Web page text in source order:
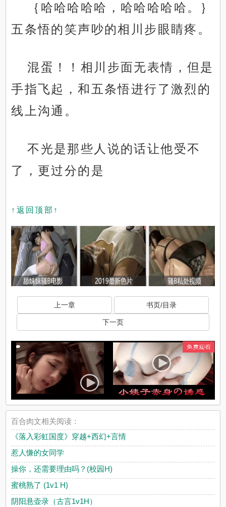
｛哈哈哈哈哈，哈哈哈哈哈。｝
五条悟的笑声吵的相川步眼睛疼。
混蛋！！相川步面无表情，但是
手指飞起，和五条悟进行了激烈的
线上沟通。
不光是那些人说的话让他受不
了，更过分的是
↑返回顶部↑
上一章 书页/目录
下一页
百合肉文相关阅读：
《落入彩虹国度》穿越+西幻+言情
惹人慊的女同学
操你，还需要理由吗？(校园H)
蜜桃熟了 (1v1 H)
阴阳悬壶录（古言1v1H）